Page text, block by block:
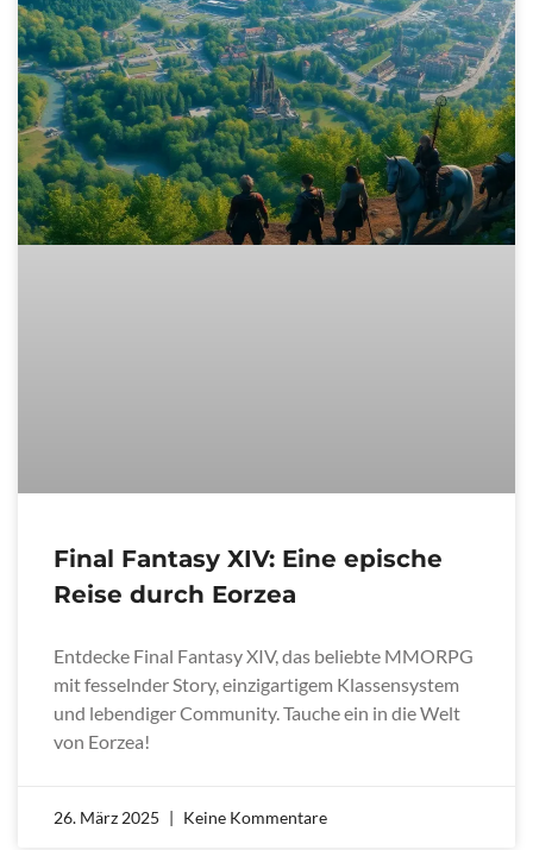
Final Fantasy XIV: Eine epische
Reise durch Eorzea
Entdecke Final Fantasy XIV, das beliebte MMORPG
mit fesselnder Story, einzigartigem Klassensystem
und lebendiger Community. Tauche ein in die Welt
von Eorzea!
26. März 2025 Keine Kommentare